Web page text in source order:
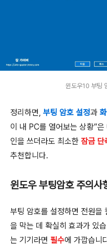
윈도우10 부팅
정리하면, 부팅 암호 설정과
이 내 PC를 열어보는 상황”
인을 쓰더라도 최소한 잠금
추천합니다.
윈도우 부팅암호 주의사
부팅 암호를 설정하면 전원을
을 막는 데 확실히 효과가 있
는 기기라면 필수에 가깝습니